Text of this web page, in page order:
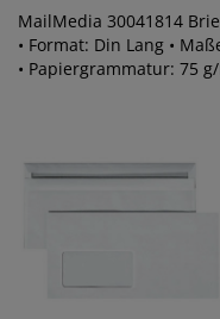
MailMedia 30041814
• Format: Din Lang •
• Papiergrammatur: 75